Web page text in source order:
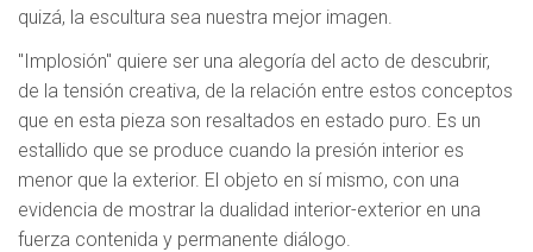
quizá, la escultura sea nuestra mejor imagen.
"Implosión" quiere ser una alegoría del acto de descubrir,
de la tensión creativa, de la relación entre estos conceptos
que en esta pieza son resaltados en estado puro. Es un
estallido que se produce cuando la presión interior es
menor que la exterior. El objeto en sí mismo, con una
evidencia de mostrar la dualidad interior-exterior en una
fuerza contenida y permanente diálogo.